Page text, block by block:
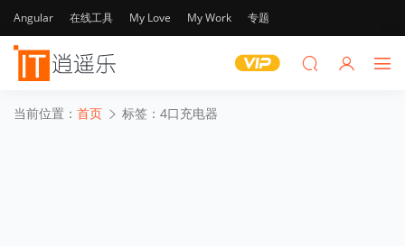
Angular 在线工具 My Love My Work 专题
当前位置： 首页 标签：4口充电器